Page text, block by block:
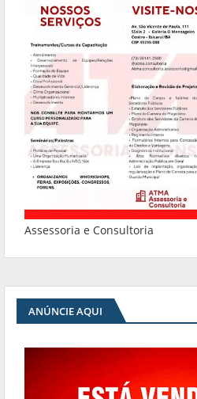
Assessoria e Consultoria
ANÚNCIE AQUI